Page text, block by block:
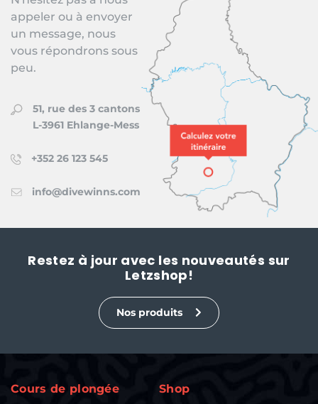
appeler ou à envoyer
un message, nous
vous répondrons sous
peu.
51, rue des 3 cantons
L-3961 Ehlange-Mess
+352 26 123 545
info@divewinns.com
Restez à jour avec les nouveautés sur
Letzshop!
Nos produits
Cours de plongée Shop